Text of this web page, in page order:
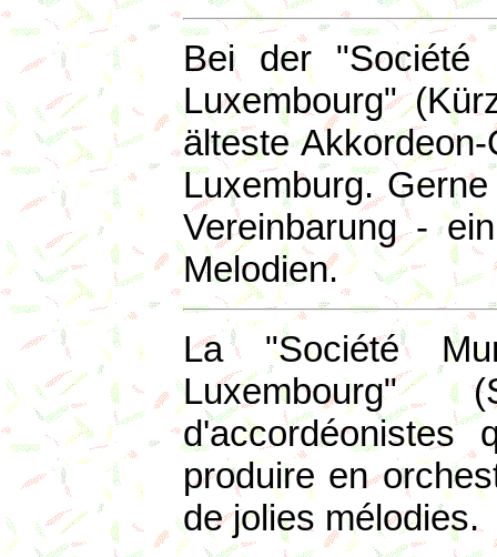
Bei der "Société
Luxembourg"
älteste
Luxemburg.
Vereinbarung -
Melodien.
La "Société
produire en
de jolies mélodies.